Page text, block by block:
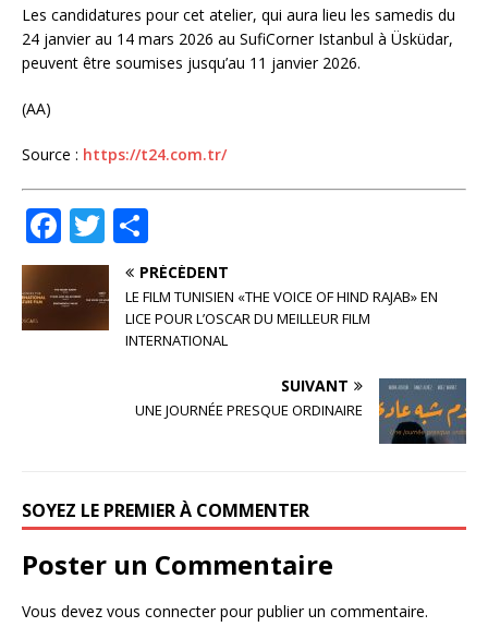
Les candidatures pour cet atelier, qui aura lieu les samedis du
24 janvier au 14 mars 2026 au SufiCorner Istanbul à Üsküdar,
peuvent être soumises jusqu’au 11 janvier 2026.
(AA)
Source : https://t24.com.tr/
F
a
c
e
T
w
it
te
ar
ta
g
r
PRÉCÉDENT
LE FILM TUNISIEN «THE VOICE OF HIND RAJAB» EN
LICE POUR L’OSCAR DU MEILLEUR FILM
INTERNATIONAL
SUIVANT
UNE JOURNÉE PRESQUE ORDINAIRE
SOYEZ LE PREMIER À COMMENTER
Poster un Commentaire
Vous devez vous connecterpour publier un commentaire.